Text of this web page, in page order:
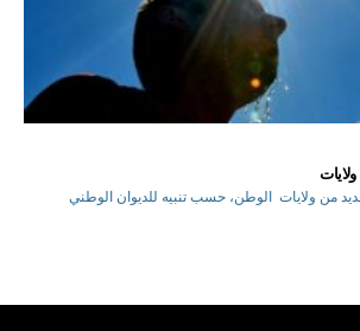
من ولايات الوطن، حسب تنبيه للديوان الوطني